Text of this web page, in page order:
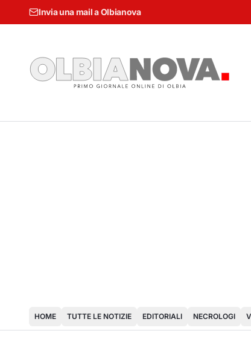
Invia una mail a Olbianova
HOME TUTTE LE NOTIZIE EDITORIALI NECROLOGI